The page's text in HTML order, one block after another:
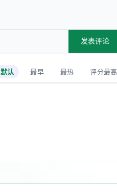
发表评论
默认 最早 最热 评分最高